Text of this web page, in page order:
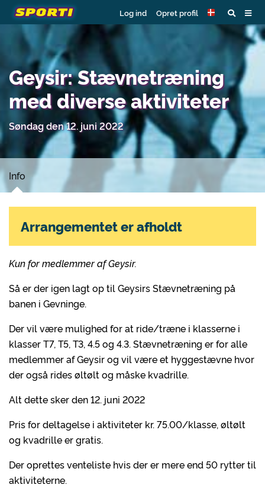
Log ind Opret profil
Geysir: Stævnetræning
med diverse aktiviteter
Søndag den 12. juni 2022
Info
Kun for medlemmer af Geysir.
Så er der igen lagt op til Geysirs Stævnetræning på
banen i Gevninge.
Der vil være mulighed for at ride/træne i klasserne i
klasser T7, T5, T3, 4.5 og 4.3. Stævnetræning er for alle
medlemmer af Geysir og vil være et hyggestævne hvor
der også rides øltølt og måske kvadrille.
Alt dette sker den 12. juni 2022
Pris for deltagelse i aktiviteter kr. 75.00/klasse, øltølt
og kvadrille er gratis.
Der oprettes venteliste hvis der er mere end 50 rytter til
aktiviteterne.
Arrangementet er afholdt